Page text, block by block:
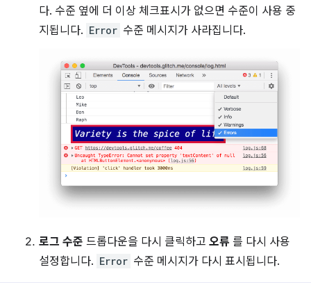
다. 수준 옆에 더 이상 체크표시가 없으면 수준이 사용 중
지됩니다. Error 수준 메시지가 사라집니다.
로그 수준 드롭다운을 다시 클릭하고 오류 를 다시 사용
설정합니다. Error 수준 메시지가 다시 표시됩니다.